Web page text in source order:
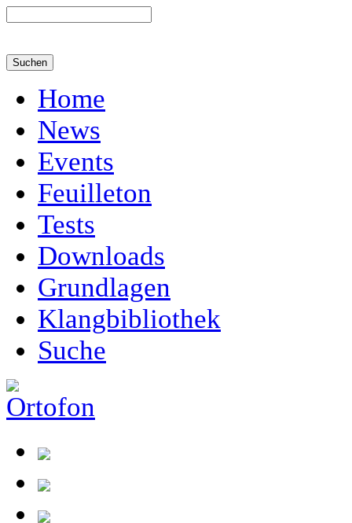
Home
News
Events
Feuilleton
Tests
Downloads
Grundlagen
Klangbibliothek
Suche